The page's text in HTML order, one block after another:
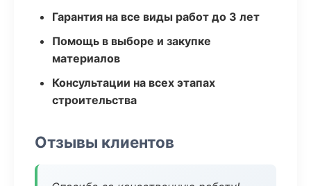
Гарантия на все виды работ до 3 лет
Помощь в выборе и закупке
материалов
Консультации на всех этапах
строительства
Отзывы клиентов